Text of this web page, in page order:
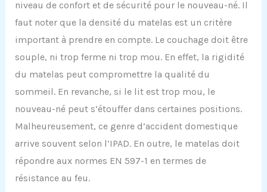
niveau de confort et de sécurité pour le nouveau-né. Il
faut noter que la densité du matelas est un critère
important à prendre en compte. Le couchage doit être
souple, ni trop ferme ni trop mou. En effet, la rigidité
du matelas peut compromettre la qualité du
sommeil. En revanche, si le lit est trop mou, le
nouveau-né peut s’étouffer dans certaines positions.
Malheureusement, ce genre d’accident domestique
arrive souvent selon l’IPAD. En outre, le matelas doit
répondre aux normes EN 597-1 en termes de
résistance au feu.